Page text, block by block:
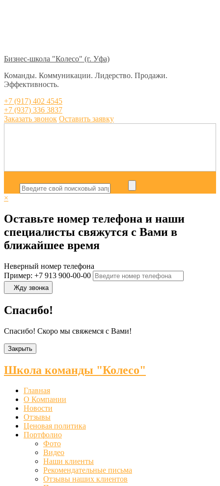
Бизнес-школа "Колесо" (г. Уфа)
Команды. Коммуникации. Лидерство. Продажи.
Эффективность.
+7 (917) 402 4545
+7 (937) 336 3837
Заказать звонок Оставить заявку
×
Оставьте номер телефона и наши
специалисты свяжутся с Вами в
ближайшее время
Неверный номер телефона
Пример: +7 913 900-00-00
Жду звонка
Спасибо!
Спасибо! Скоро мы свяжемся с Вами!
Закрыть
Школа команды "Колесо"
Главная
О Компании
Новости
Отзывы
Ценовая политика
Портфолио
Фото
Видео
Наши клиенты
Рекомендательные письма
Отзывы наших клиентов